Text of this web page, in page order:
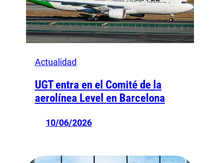
Actualidad
UGT entra en el Comité de la
aerolínea Level en Barcelona
10/06/2026